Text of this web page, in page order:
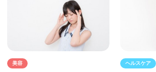
美容 ヘルスケア